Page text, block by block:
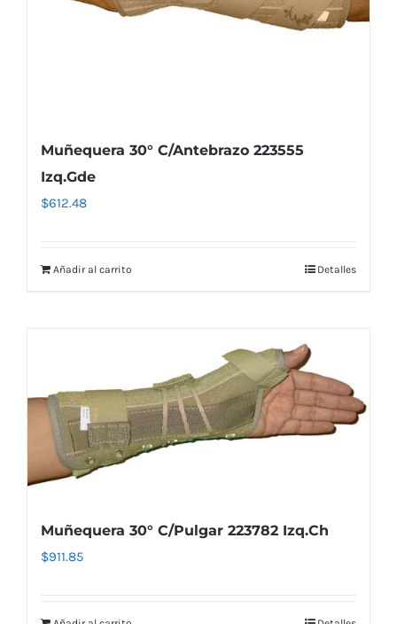
Muñequera 30° C/Antebrazo 223555
Izq.Gde
$612.48
Añadir al carrito Detalles
Muñequera 30° C/Pulgar 223782 Izq.Ch
$911.85